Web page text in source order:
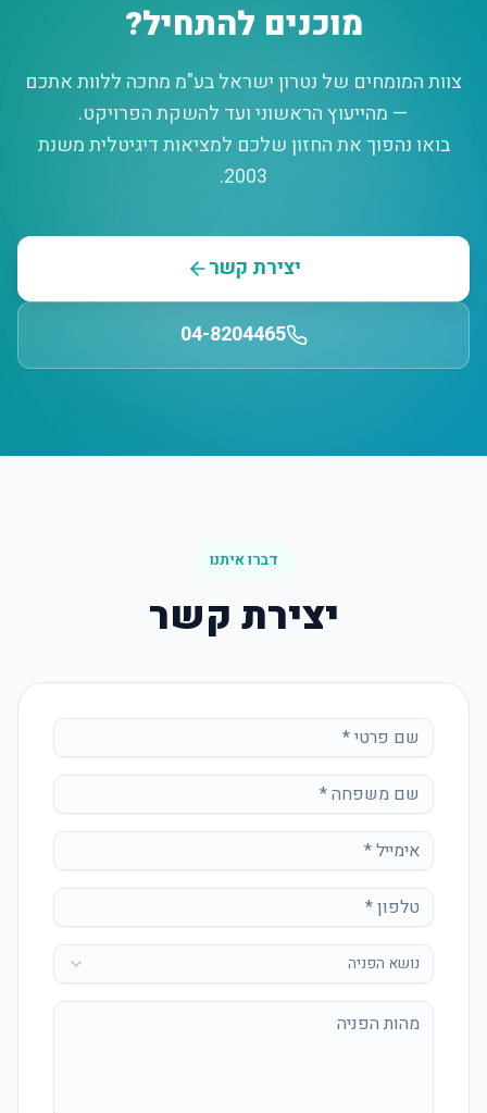
מוכנים להתחיל?
צוות המומחים של נטרון ישראל בע"מ מחכה ללוות אתכם
— מהייעוץ הראשוני ועד להשקת הפרויקט.
בואו נהפוך את החזון שלכם למציאות דיגיטלית משנת
2003.
יצירת קשר
04-8204465
דברו איתנו
יצירת קשר
נושא הפניה